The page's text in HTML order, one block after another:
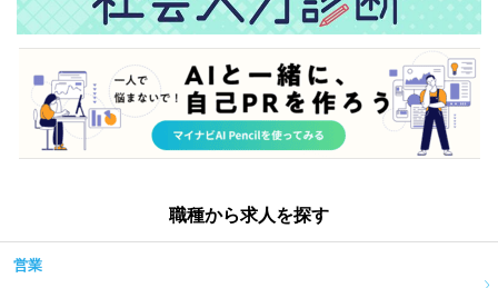
職種から求人を探す
営業